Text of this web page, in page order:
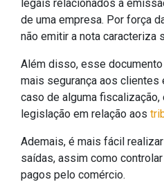
legais relacionados à
de uma empresa. Por força
não emitir a nota caracteriza
Além disso, esse
mais segurança aos clientes
caso de alguma
legislação em relação aos
Ademais, é mais fácil
saídas, assim como
pagos pelo comércio.